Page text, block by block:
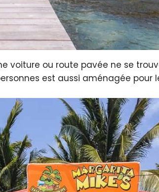
ou route pavée ne se
est aussi aménagée pour